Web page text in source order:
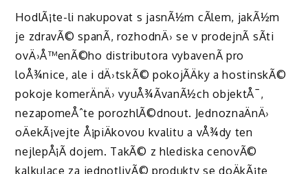
HodlÃ¡te-li nakupovat s jasnÃ½m cÃ­lem, jakÃ½m
je zdravÃ© spanÃ­, rozhodnÄ› se v prodejnÃ­ sÃ­ti
ovÄ›Å™enÃ©ho distributora vybavenÃ­ pro
loÅ¾nice, ale i dÄ›tskÃ© pokojÃ­Äky a hostinskÃ©
pokoje komerÄnÄ› vyuÅ¾Ã­vanÃ½ch objektÅ¯,
nezapomeÅˆte porozhlÃ©dnout. JednoznaÄnÄ›
oÄekÃ¡vejte Å¡piÄkovou kvalitu a vÅ¾dy ten
nejlepÅ¡Ã­ dojem. TakÃ© z hlediska cenovÃ©
kalkulace za jednotlivÃ© produkty se doÄkÃ¡te